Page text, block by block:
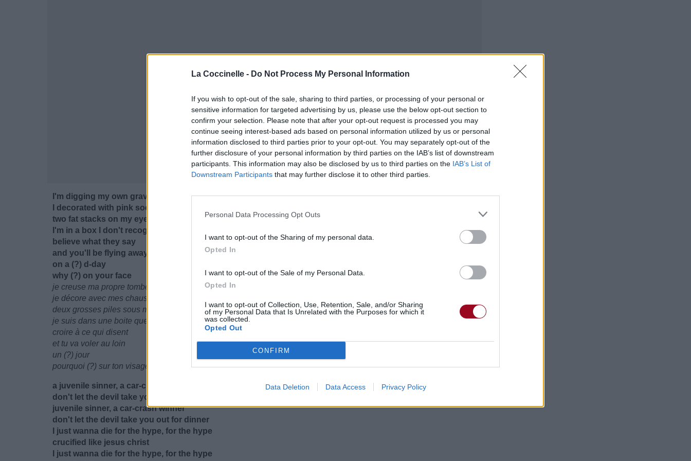
La Coccinelle - Do Not Process My Personal Information
If you wish to opt-out of the sale, sharing to third parties, or processing of your personal or
sensitive information for targeted advertising by us, please use the below opt-out section to
confirm your selection. Please note that after your opt-out request is processed you may
continue seeing interest-based ads based on personal information utilized by us or personal
information disclosed to third parties prior to your opt-out. You may separately opt-out of the
further disclosure of your personal information by third parties on the IAB’s list of downstream
participants. This information may also be disclosed by us to third parties on the IAB’s List of
Downstream Participants that may further disclose it to other third parties.
Personal Data Processing Opt Outs
I want to opt-out of the Sharing of my personal data.
Opted In
I want to opt-out of the Sale of my Personal Data.
Opted In
I want to opt-out of Collection, Use, Retention, Sale, and/or Sharing
of my Personal Data that Is Unrelated with the Purposes for which it
was collected.
Opted Out
CONFIRM
Data Deletion Data Access Privacy Policy
I'm digging my own grave for the day
I decorated with pink socks and gold chains
two fat stacks on my eyes
I'm in a box I don't recognise
believe what they say
and you'll be flying away
on a (?) d-day
why (?) on your face
je creuse ma propre tombe du jour
je décore avec mes chaussette roses et des chaines en or
deux grosses piles sous mes yeux
je suis dans une boite que je ne reconnais pas
croire à ce qui disent
et tu va voler au loin
un (?) jour
pourquoi (?) sur ton visage
a juvenile sinner, a car-crash winner
don't let the devil take you out for dinner
juvenile sinner, a car-crash winner
don't let the devil take you out for dinner
I just wanna die for the hype, for the hype
crucified like jesus christ
I just wanna die for the hype, for the hype